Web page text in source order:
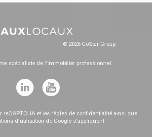
© 2026 CoStar Group
spécialiste de l'immobilier professionnel
reCAPTCHA et les règles de confidentialitéainsi que
d'utilisation de Google s'appliquent.